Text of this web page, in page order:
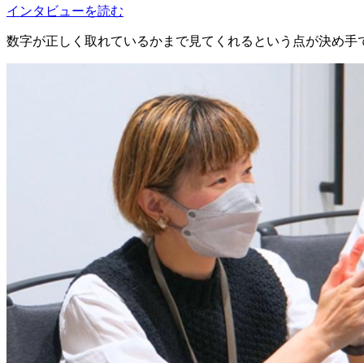
インタビューを読む
数字が正しく取れているかまで見てくれるという点が決め手